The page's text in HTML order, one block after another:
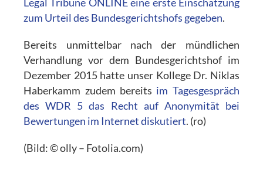
zum Urteil des Bundesgerichtshofs gegeben.
Bereits unmittelbar nach der mündlichen
Verhandlung vor dem Bundesgerichtshof im
Dezember 2015 hatte unser Kollege Dr. Niklas
Haberkamm zudem bereits im Tagesgespräch
des WDR 5 das Recht auf Anonymität bei
Bewertungen im Internet diskutiert. (ro)
(Bild: © olly – Fotolia.com)